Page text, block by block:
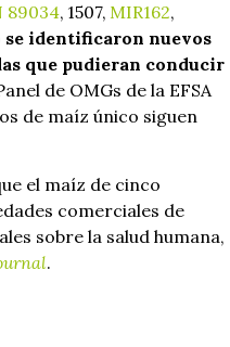
89034, 1507, MIR162,
se identificaron nuevos
que pudieran conducir
de OMGs de la EFSA
de maíz único siguen
el maíz de cinco
comerciales de
sobre la salud humana,
.